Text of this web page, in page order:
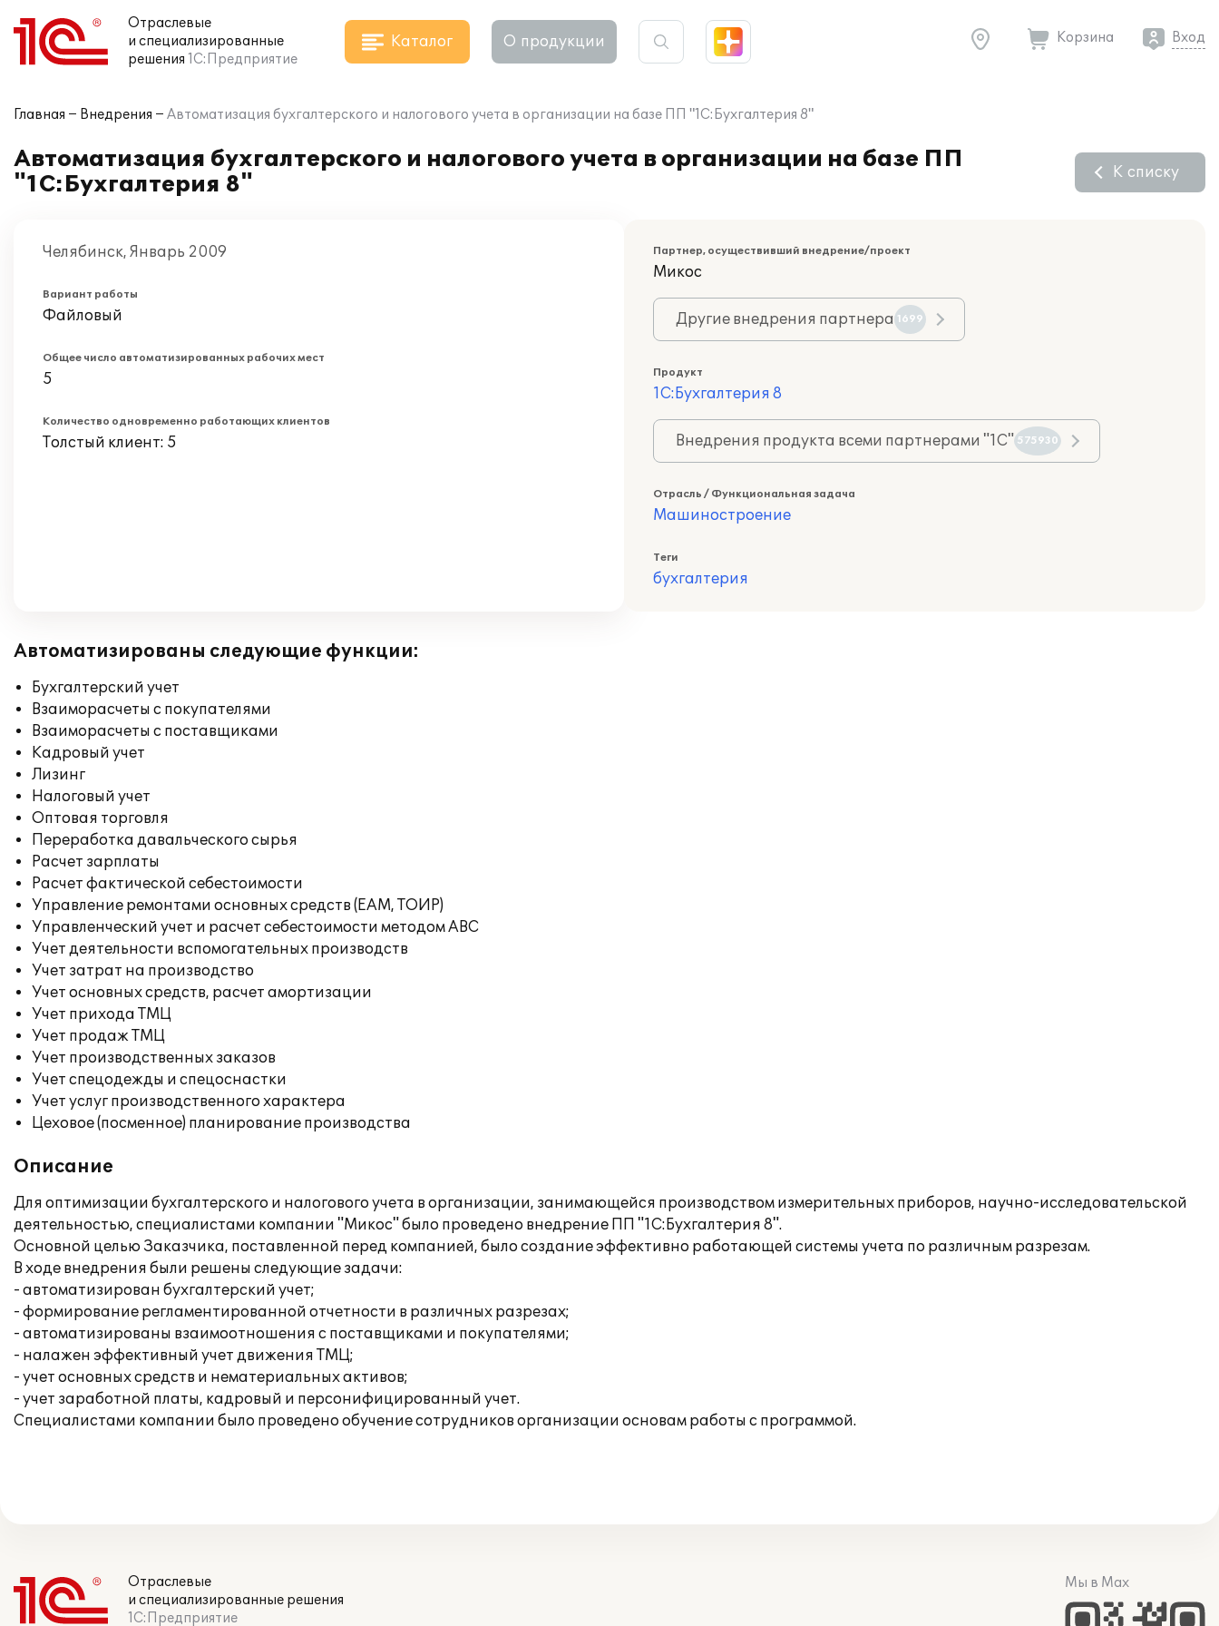
Отраслевые
и специализированные
решения 1С:Предприятие
Каталог О продукции Корзина Вход
Главная Внедрения Автоматизация бухгалтерского и налогового учета в организации на базе ПП "1С:Бухгалтерия 8"
Автоматизация бухгалтерского и налогового учета в организации на базе ПП
"1С:Бухгалтерия 8"
К списку
Челябинск, Январь 2009
Вариант работы
Файловый
Общее число автоматизированных рабочих мест
5
Количество одновременно работающих клиентов
Толстый клиент: 5
Партнер, осуществивший внедрение/проект
Микос
Другие внедрения партнера 1699
Продукт
1С:Бухгалтерия 8
Внедрения продукта всеми партнерами "1С" 575930
Отрасль / Функциональная задача
Машиностроение
Теги
бухгалтерия
Автоматизированы следующие функции:
Бухгалтерский учет
Взаиморасчеты с покупателями
Взаиморасчеты с поставщиками
Кадровый учет
Лизинг
Налоговый учет
Оптовая торговля
Переработка давальческого сырья
Расчет зарплаты
Расчет фактической себестоимости
Управление ремонтами основных средств (EAM, ТОИР)
Управленческий учет и расчет себестоимости методом ABC
Учет деятельности вспомогательных производств
Учет затрат на производство
Учет основных средств, расчет амортизации
Учет прихода ТМЦ
Учет продаж ТМЦ
Учет производственных заказов
Учет спецодежды и спецоснастки
Учет услуг производственного характера
Цеховое (посменное) планирование производства
Описание
Для оптимизации бухгалтерского и налогового учета в организации, занимающейся производством измерительных приборов, научно-исследовательской
деятельностью, специалистами компании "Микос" было проведено внедрение ПП "1С:Бухгалтерия 8".
Основной целью Заказчика, поставленной перед компанией, было создание эффективно работающей системы учета по различным разрезам.
В ходе внедрения были решены следующие задачи:
- автоматизирован бухгалтерский учет;
- формирование регламентированной отчетности в различных разрезах;
- автоматизированы взаимоотношения с поставщиками и покупателями;
- налажен эффективный учет движения ТМЦ;
- учет основных средств и нематериальных активов;
- учет заработной платы, кадровый и персонифицированный учет.
Специалистами компании было проведено обучение сотрудников организации основам работы с программой.
Отраслевые
и специализированные решения
1С:Предприятие
Мы в Max